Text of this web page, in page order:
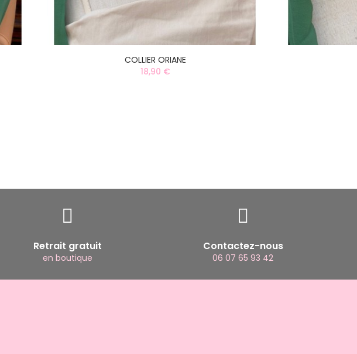
COLLIER ORIANE
18,90 €
Retrait gratuit
en boutique
Contactez-nous
06 07 65 93 42